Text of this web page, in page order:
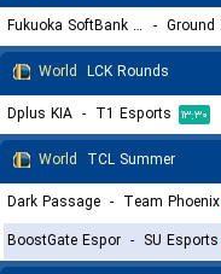
Fukuoka SoftBank Hawks gaming -
World LCK Rounds
Dplus KIA - T1 Esports ۱۳:۳۰
World TCL Summer
Dark Passage - Team Phoenix
BoostGate Espor - SU Esports